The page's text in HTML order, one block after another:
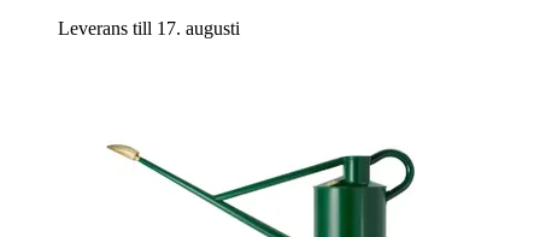
Leverans till 17. augusti